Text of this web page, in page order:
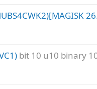
bit 10 u10 binary